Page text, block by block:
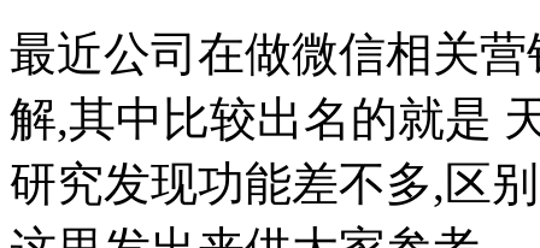
最近公司在做微信相关
解,其中比较出名的就是
研究发现功能差不多,区